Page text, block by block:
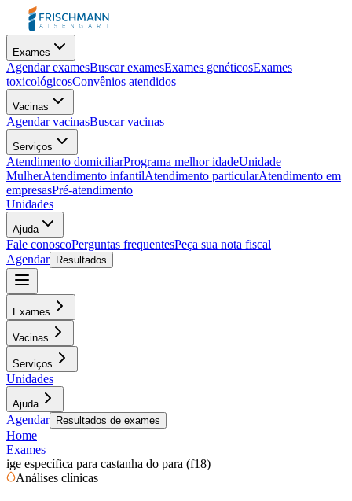
Exames
Agendar examesBuscar examesExames genéticosExames
toxicológicosConvênios atendidos
Vacinas
Agendar vacinasBuscar vacinas
Serviços
Atendimento domiciliarPrograma melhor idadeUnidade
MulherAtendimento infantilAtendimento particularAtendimento em
empresasPré-atendimento
Unidades
Ajuda
Fale conoscoPerguntas frequentesPeça sua nota fiscal
Agendar
Resultados
Exames
Vacinas
Serviços
Unidades
Ajuda
Agendar Resultados de exames
Home
Exames
ige específica para castanha do para (f18)
Análises clínicas